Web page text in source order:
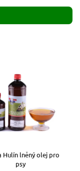
Hulín lněný olej pro
psy